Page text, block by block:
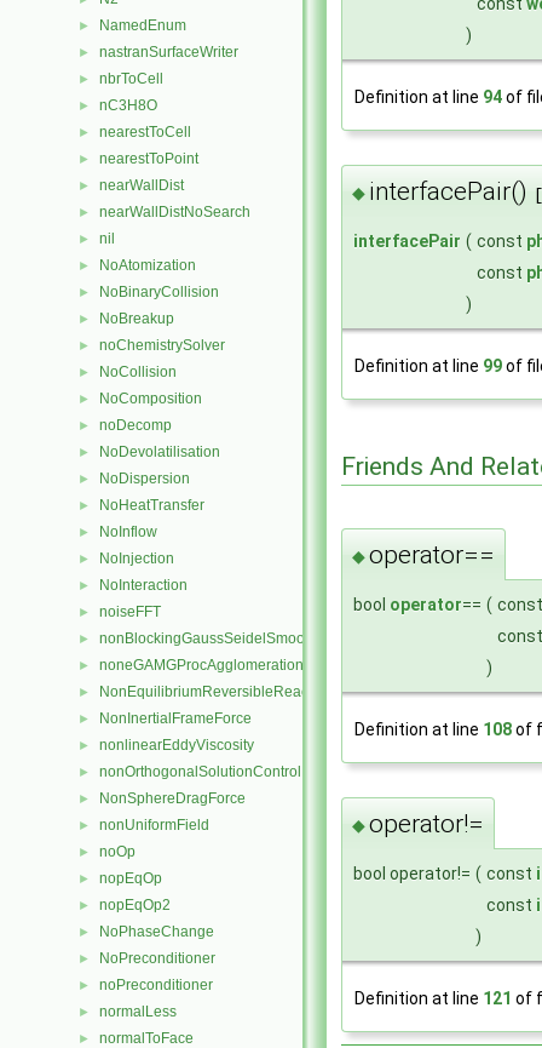
► NamedEnum
► nastranSurfaceWriter
► nbrToCell
► nC3H8O
► nearestToCell
► nearestToPoint
► nearWallDist
► nearWallDistNoSearch
► nil
► NoAtomization
► NoBinaryCollision
► NoBreakup
► noChemistrySolver
► NoCollision
► NoComposition
► noDecomp
► NoDevolatilisation
► NoDispersion
► NoHeatTransfer
► NoInflow
► NoInjection
► NoInteraction
► noiseFFT
► nonBlockingGaussSeidelSmoother
► noneGAMGProcAgglomeration
► NonEquilibriumReversibleReaction
► NonInertialFrameForce
► nonlinearEddyViscosity
► nonOrthogonalSolutionControl
► NonSphereDragForce
► nonUniformField
► noOp
► nopEqOp
► nopEqOp2
► NoPhaseChange
► NoPreconditioner
► noPreconditioner
► normalLess
► normalToFace
)
Definition at line 94of
◆ interfacePair()
interfacePair ( const
const
)
Definition at line 99of
Friends And
◆operator==
bool operator== (
)
Definition at line 108of
◆operator!=
bool operator!= ( const
const
)
Definition at line 121 of